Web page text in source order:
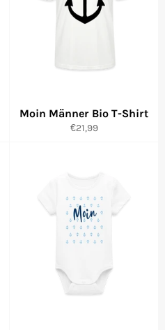
Moin Männer Bio T-Shirt
Normaler
€21,99